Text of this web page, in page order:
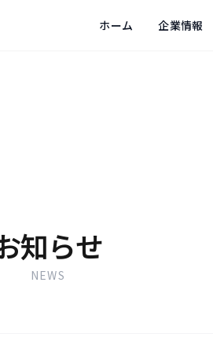
ホーム 企業情報
知らせ
NEWS